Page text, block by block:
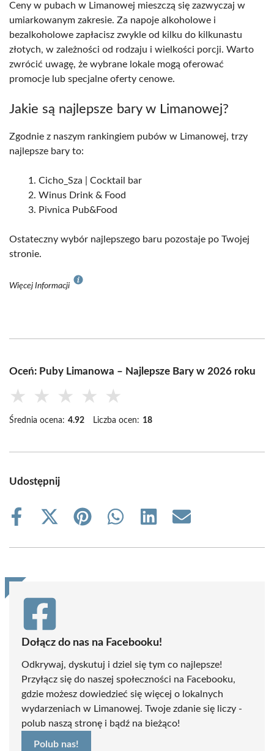
Ceny w pubach w Limanowej mieszczą się zazwyczaj w
umiarkowanym zakresie. Za napoje alkoholowe i
bezalkoholowe zapłacisz zwykle od kilku do kilkunastu
złotych, w zależności od rodzaju i wielkości porcji. Warto
zwrócić uwagę, że wybrane lokale mogą oferować
promocje lub specjalne oferty cenowe.
Jakie są najlepsze bary w Limanowej?
Zgodnie z naszym rankingiem pubów w Limanowej, trzy
najlepsze bary to:
Cicho_Sza | Cocktail bar
Winus Drink & Food
Pivnica Pub&Food
Ostateczny wybór najlepszego baru pozostaje po Twojej
stronie.
Więcej Informacji
Oceń: Puby Limanowa – Najlepsze Bary w 2026 roku
★ ★ ★ ★ ★
Średnia ocena: 4.92 Liczba ocen: 18
Udostępnij
Share
Share
(Twitter)
Share
Share
Share
Share
Dołącz do nas na Facebooku!
Odkrywaj, dyskutuj i dziel się tym co najlepsze!
Przyłącz się do naszej społeczności na Facebooku,
gdzie możesz dowiedzieć się więcej o lokalnych
wydarzeniach w Limanowej. Twoje zdanie się liczy -
polub naszą stronę i bądź na bieżąco!
Polub nas!